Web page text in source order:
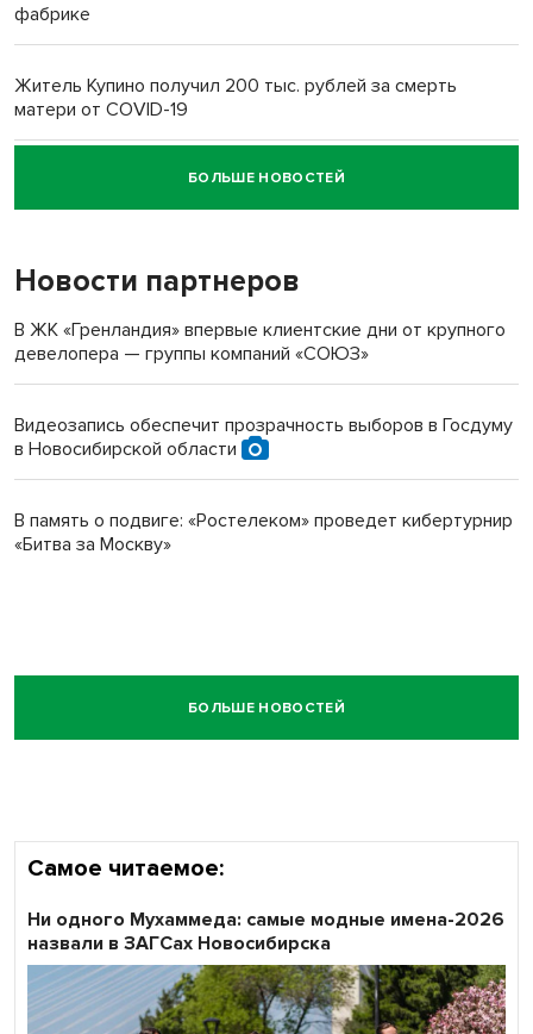
фабрике
Житель Купино получил 200 тыс. рублей за смерть
матери от COVID-19
Новосибирский суд наказал водителя за смерть
пенсионерки на вокзале
БОЛЬШЕ НОВОСТЕЙ
Новости партнеров
В ЖК «Гренландия» впервые клиентские дни от крупного
девелопера — группы компаний «СОЮЗ»
Видеозапись обеспечит прозрачность выборов в Госдуму
в Новосибирской области
В память о подвиге: «Ростелеком» проведет кибертурнир
«Битва за Москву»
БОЛЬШЕ НОВОСТЕЙ
Самое читаемое:
Ни одного Мухаммеда: самые модные имена-2026
назвали в ЗАГСах Новосибирска